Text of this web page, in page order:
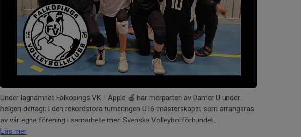
Under lagnamnet Falköpings VK - Äpple 🍎 har merparten av Damer U under
helgen deltagit i den rekordstora turneringen U16-mästerskapet som arrangeras
av vår egna förening i samarbete med Svenska Volleybollförbundet....
Läs mer